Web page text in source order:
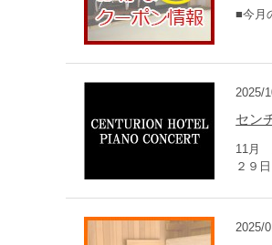
■今月
2025/
セン
11月
２９
2025/